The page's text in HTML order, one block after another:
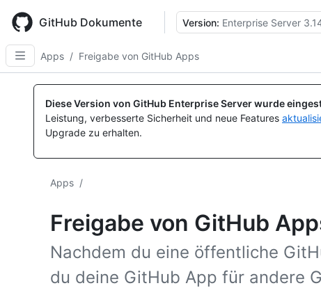
main
content
GitHub Dokumente Version: Enterprise Server
Apps / Freigabe von GitHub Apps
Diese Version von GitHub Enterprise Server wurde
Leistung, verbesserte Sicherheit und neue Features
Upgrade zu erhalten.
Apps /
Freigabe von GitHub
Nachdem du eine öffentliche
du deine GitHub App für andere